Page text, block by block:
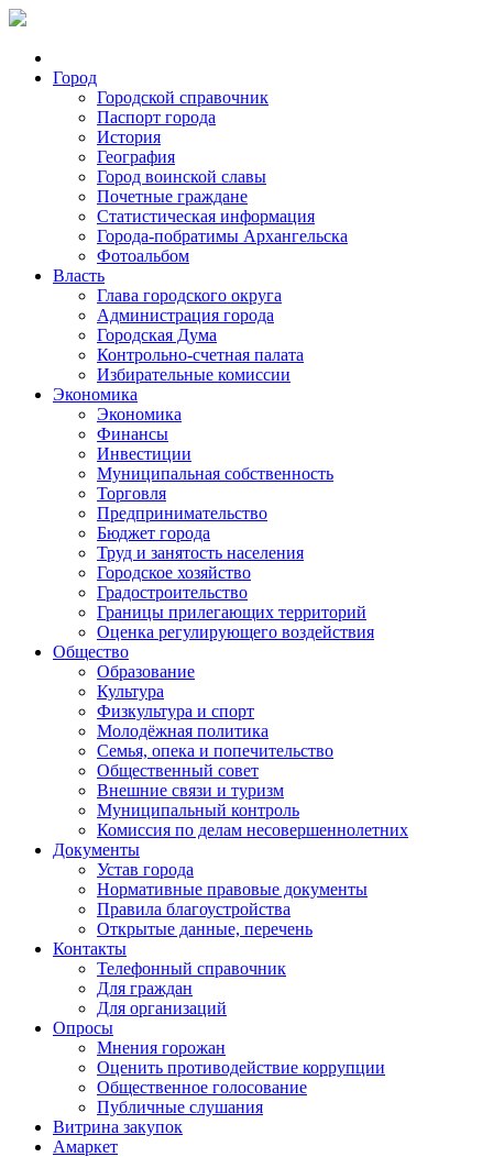
Город
Городской справочник
Паспорт города
История
География
Город воинской славы
Почетные граждане
Статистическая информация
Города-побратимы Архангельска
Фотоальбом
Власть
Глава городского округа
Администрация города
Городская Дума
Контрольно-счетная палата
Избирательные комиссии
Экономика
Экономика
Финансы
Инвестиции
Муниципальная собственность
Торговля
Предпринимательство
Бюджет города
Труд и занятость населения
Городское хозяйство
Градостроительство
Границы прилегающих территорий
Оценка регулирующего воздействия
Общество
Образование
Культура
Физкультура и спорт
Молодёжная политика
Семья, опека и попечительство
Общественный совет
Внешние связи и туризм
Муниципальный контроль
Комиссия по делам несовершеннолетних
Документы
Устав города
Нормативные правовые документы
Правила благоустройства
Открытые данные, перечень
Контакты
Телефонный справочник
Для граждан
Для организаций
Опросы
Мнения горожан
Оценить противодействие коррупции
Общественное голосование
Публичные слушания
Витрина закупок
Амаркет